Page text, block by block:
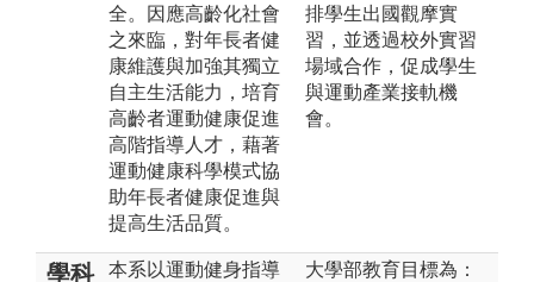
全。因應高齡化社會
之來臨，對年長者健
康維護與加強其獨立
自主生活能力，培育
高齡者運動健康促進
高階指導人才，藉著
運動健康科學模式協
助年長者健康促進與
提高生活品質。
排學生出國觀摩實
習，並透過校外實習
場域合作，促成學生
與運動產業接軌機
會。
學科
本系以運動健身指導
大學部教育目標為：